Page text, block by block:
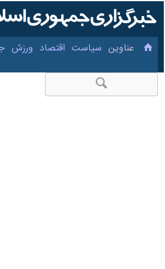
عناوین‌ سیاست اقتصاد ورزش